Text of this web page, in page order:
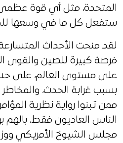
المتحدة، مثل أي قوة عظمى
ستفعل كل ما في وسعها
لقد منحت الأحداث
فرصة كبيرة للصين والقوى
على مستوى العالم، على
بسبب غرابة الحدث،
ممن تبنوا رواية نظرية
الناس العاديون فقط، بالهم
مجلس الشيوخ الأمريكي